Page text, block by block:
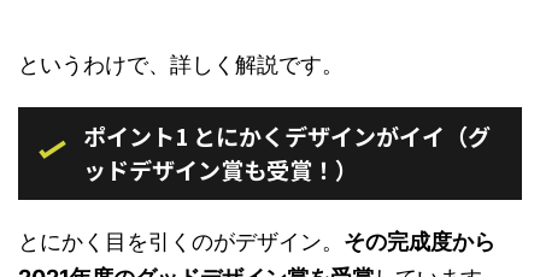
というわけで、詳しく解説です。
ポイント1 とにかくデザインがイイ（グ
ッドデザイン賞も受賞！）
とにかく目を引くのがデザイン。 その完成度から